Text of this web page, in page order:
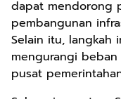
dapat mendorong
pembangunan
Selain itu, langkah
mengurangi beban
pusat